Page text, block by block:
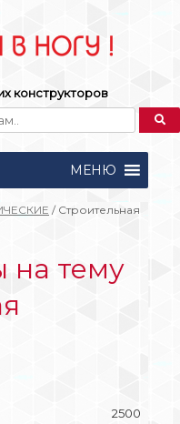
конструкторов
МЕНЮ
/ Строительная
на тему
2500